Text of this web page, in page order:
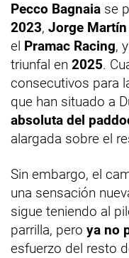
Pecco Bagnaia se
2023, Jorge Martín
el Pramac Racing, y
triunfal en 2025.
consecutivos para
que han situado a
absoluta del
alargada sobre el
Sin embargo, el
una sensación
sigue teniendo al
parrilla, pero ya no
esfuerzo del resto